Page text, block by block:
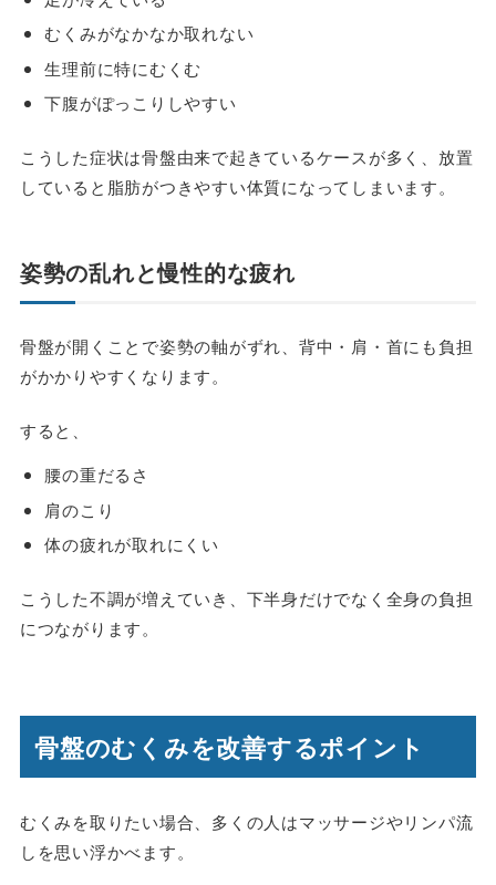
むくみがなかなか取れない
生理前に特にむくむ
下腹がぽっこりしやすい
こうした症状は骨盤由来で起きているケースが多く、放置
していると脂肪がつきやすい体質になってしまいます。
姿勢の乱れと慢性的な疲れ
骨盤が開くことで姿勢の軸がずれ、背中・肩・首にも負担
がかかりやすくなります。
すると、
腰の重だるさ
肩のこり
体の疲れが取れにくい
こうした不調が増えていき、下半身だけでなく全身の負担
につながります。
骨盤のむくみを改善するポイント
むくみを取りたい場合、多くの人はマッサージやリンパ流
しを思い浮かべます。